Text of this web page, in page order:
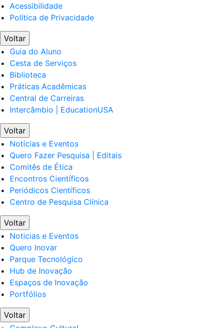
Acessibilidade
Política de Privacidade
Voltar
Guia do Aluno
Cesta de Serviços
Biblioteca
Práticas Acadêmicas
Central de Carreiras
Intercâmbio | EducationUSA
Voltar
Notícias e Eventos
Quero Fazer Pesquisa | Editais
Comitês de Ética
Encontros Científicos
Periódicos Científicos
Centro de Pesquisa Clínica
Voltar
Noticias e Eventos
Quero Inovar
Parque Tecnológico
Hub de Inovação
Espaços de Inovação
Portfólios
Voltar